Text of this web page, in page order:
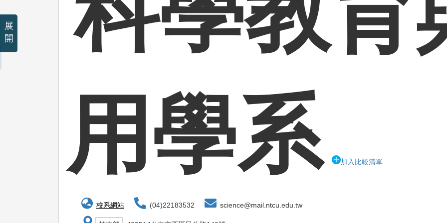
用學系
加入比較清單
校系網站 (04)22183532 science@mail.ntcu.edu.tw
展
開